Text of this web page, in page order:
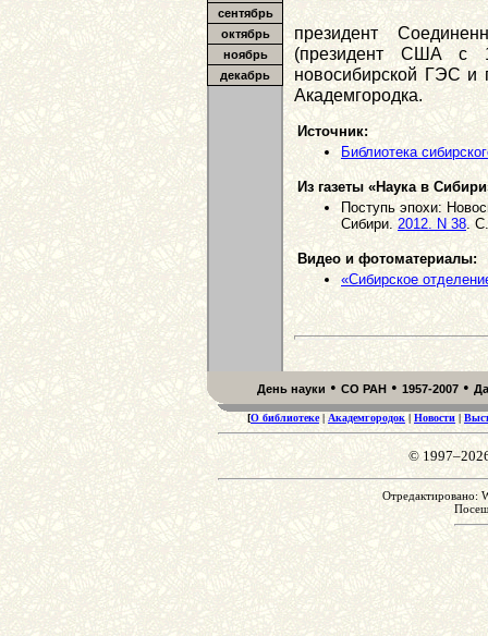
сентябрь
октябрь
ноябрь
декабрь
президент
(президент США с
новосибирской ГЭС и
Академгородка.
Источник:
Библиотека
Из газеты «Наука в
Поступь эпохи:
Сибири. 2012. N 38.
Видео и фотоматериалы:
«Сибирское
День науки • СО РАН • 1957-2007 •
[О библиотеке| Академгородок| Новости |
©
Отредактировано: